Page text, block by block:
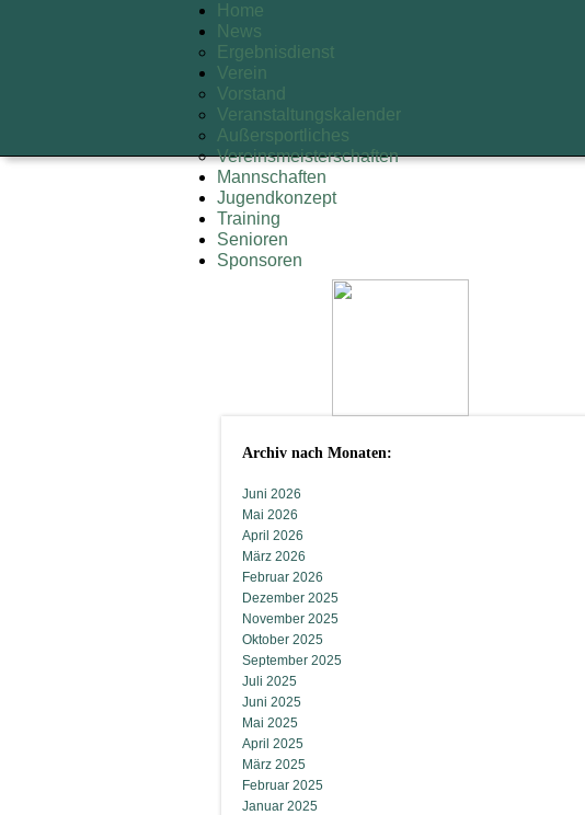
Home
News
Ergebnisdienst
Verein
Vorstand
Veranstaltungskalender
Außersportliches
Vereinsmeisterschaften
Mannschaften
Jugendkonzept
Training
Senioren
Sponsoren
Archiv nach Monaten:
Juni 2026
Mai 2026
April 2026
März 2026
Februar 2026
Dezember 2025
November 2025
Oktober 2025
September 2025
Juli 2025
Juni 2025
Mai 2025
April 2025
März 2025
Februar 2025
Januar 2025